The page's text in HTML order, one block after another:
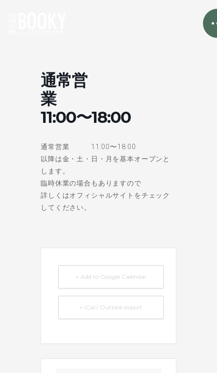
通常営
業
11:00〜18:00
通常営業 11:00〜18:00
以降は金・土・日・月を基本オープンと
します。
臨時休業の場合もありますので
詳しくはオフィシャルサイトをチェック
してください。
+ Add to Google Calendar
+ iCal / Outlook export